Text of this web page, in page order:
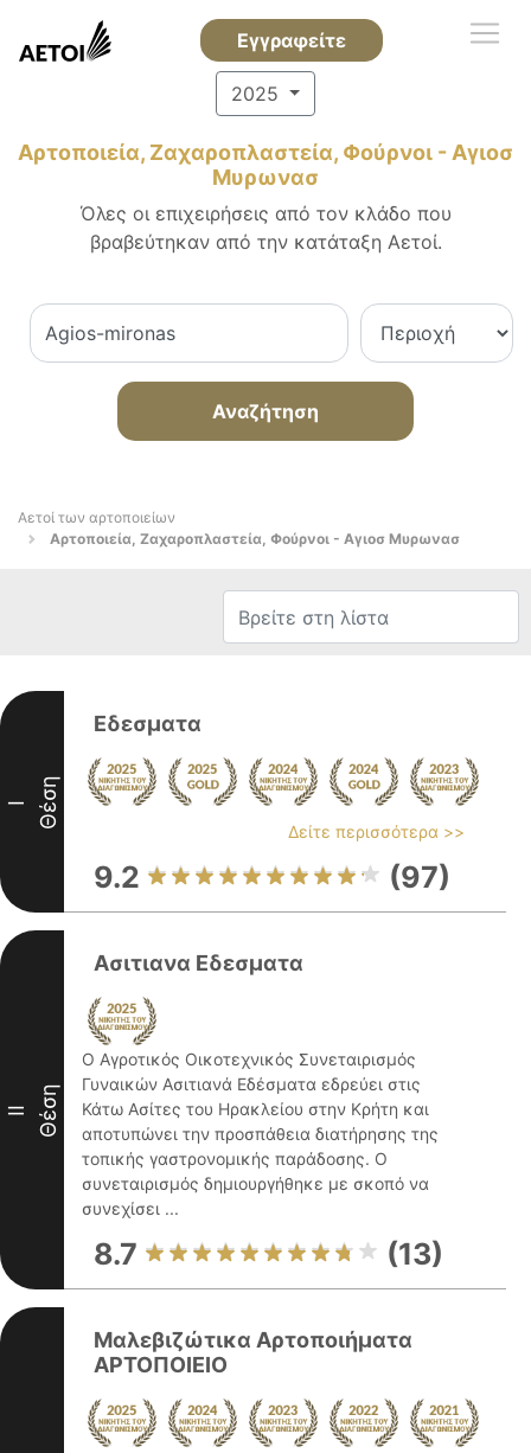
Εγγραφείτε
2025
Αρτοποιεία, Ζαχαροπλαστεία, Φούρνοι - Αγιοσ
Μυρωνασ
Όλες οι επιχειρήσεις από τον κλάδο που
βραβεύτηκαν από την κατάταξη Αετοί.
Αναζήτηση
Αετοί των αρτοποιείων
Αρτοποιεία, Ζαχαροπλαστεία, Φούρνοι - Αγιοσ Μυρωνασ
I Θέση
Εδεσματα
Δείτε περισσότερα >>
9.2 (97)
II Θέση
Ασιτιανα Εδεσματα
Ο Αγροτικός Οικοτεχνικός Συνεταιρισμός
Γυναικών Ασιτιανά Εδέσματα εδρεύει στις
Κάτω Ασίτες του Ηρακλείου στην Κρήτη και
αποτυπώνει την προσπάθεια διατήρησης της
τοπικής γαστρονομικής παράδοσης. Ο
συνεταιρισμός δημιουργήθηκε με σκοπό να
συνεχίσει ...
8.7 (13)
Μαλεβιζώτικα Αρτοποιήματα
ΑΡΤΟΠΟΙΕΙΟ